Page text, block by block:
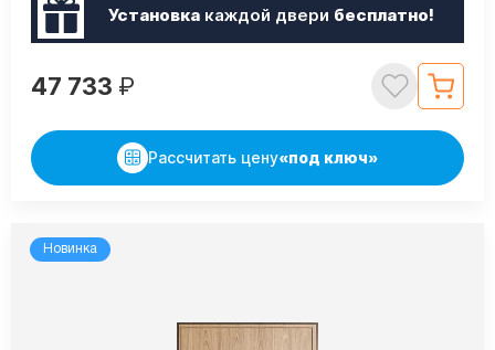
Установкакаждой двери бесплатно!
47 733 ₽
Рассчитать цену«под ключ»
Новинка